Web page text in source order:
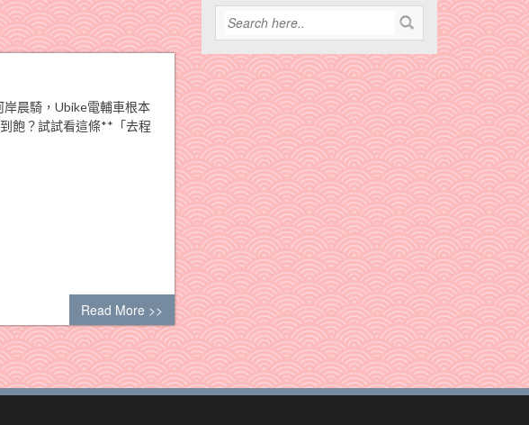
岸晨騎，Ubike電輔車根本
飽？試試看這條**「去程
Read More >>